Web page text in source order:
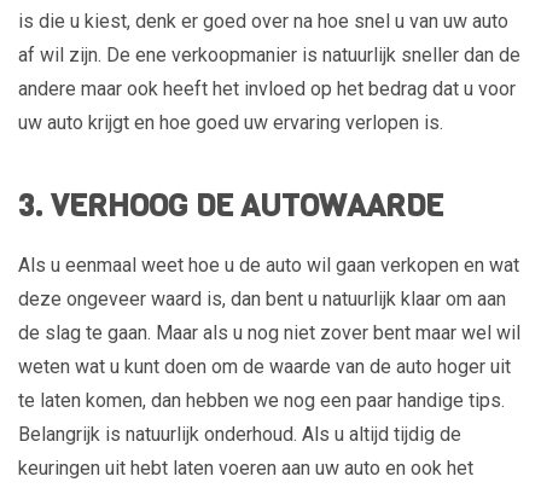
is die u kiest, denk er goed over na hoe snel u van uw auto
af wil zijn. De ene verkoopmanier is natuurlijk sneller dan de
andere maar ook heeft het invloed op het bedrag dat u voor
uw auto krijgt en hoe goed uw ervaring verlopen is.
3. VERHOOG DE AUTOWAARDE
Als u eenmaal weet hoe u de auto wil gaan verkopen en wat
deze ongeveer waard is, dan bent u natuurlijk klaar om aan
de slag te gaan. Maar als u nog niet zover bent maar wel wil
weten wat u kunt doen om de waarde van de auto hoger uit
te laten komen, dan hebben we nog een paar handige tips.
Belangrijk is natuurlijk onderhoud. Als u altijd tijdig de
keuringen uit hebt laten voeren aan uw auto en ook het